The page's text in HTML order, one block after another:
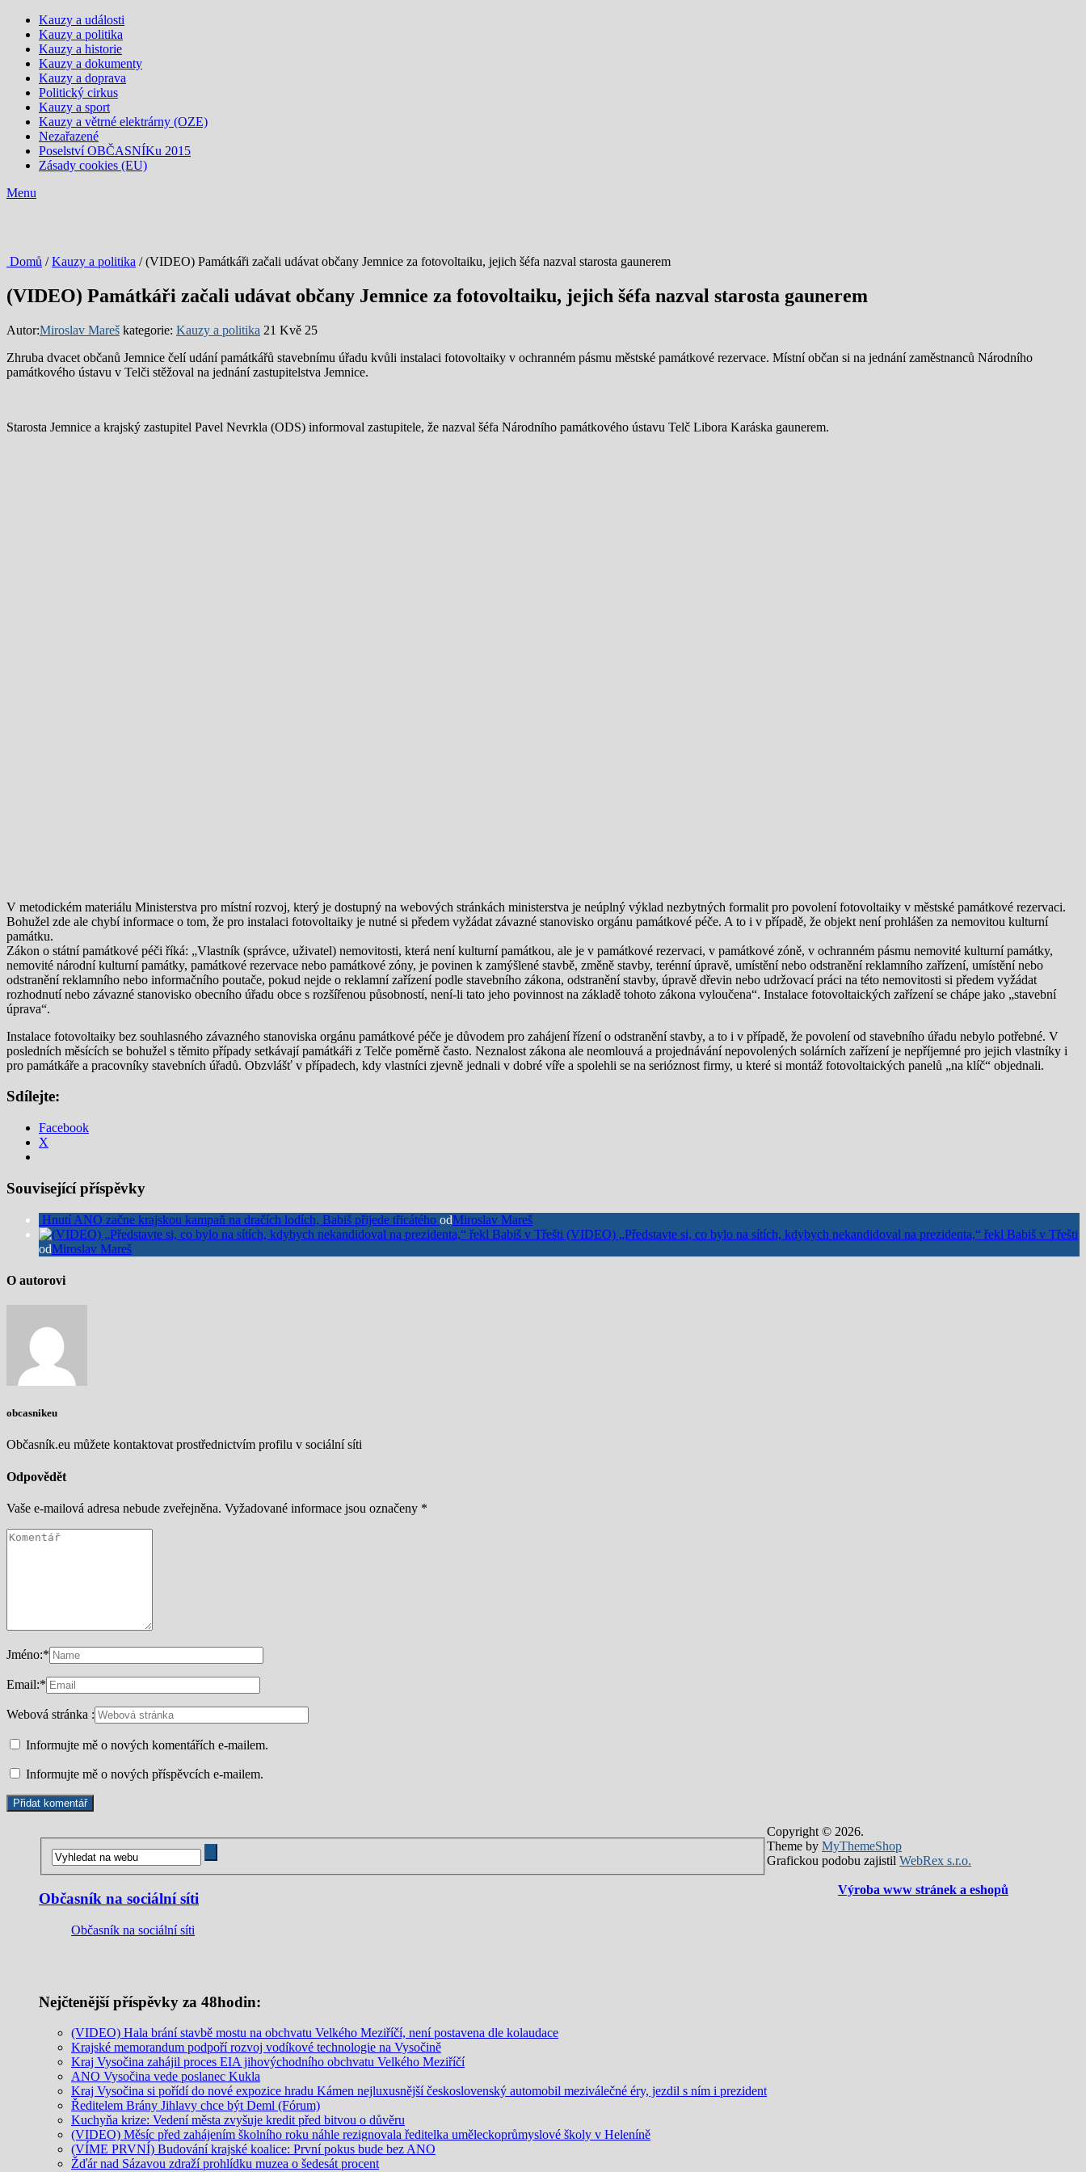
Kauzy a události
Kauzy a politika
Kauzy a historie
Kauzy a dokumenty
Kauzy a doprava
Politický cirkus
Kauzy a sport
Kauzy a větrné elektrárny (OZE)
Nezařazené
Poselství OBČASNÍKu 2015
Zásady cookies (EU)
Menu
Domů /Kauzy a politika / (VIDEO) Památkáři začali udávat občany Jemnice za fotovoltaiku, jejich šéfa nazval starosta gaunerem
(VIDEO) Památkáři začali udávat občany Jemnice za fotovoltaiku, jejich šéfa nazval starosta gaunerem
Autor:Miroslav Mareš kategorie: Kauzy a politika 21 Kvě 25
Zhruba dvacet občanů Jemnice čelí udání památkářů stavebnímu úřadu kvůli instalaci fotovoltaiky v ochranném pásmu městské památkové rezervace. Místní občan si na jednání zaměstnanců Národního
památkového ústavu v Telči stěžoval na jednání zastupitelstva Jemnice.
Starosta Jemnice a krajský zastupitel Pavel Nevrkla (ODS) informoval zastupitele, že nazval šéfa Národního památkového ústavu Telč Libora Karáska gaunerem.
V metodickém materiálu Ministerstva pro místní rozvoj, který je dostupný na webových stránkách ministerstva je neúplný výklad nezbytných formalit pro povolení fotovoltaiky v městské památkové rezervaci.
Bohužel zde ale chybí informace o tom, že pro instalaci fotovoltaiky je nutné si předem vyžádat závazné stanovisko orgánu památkové péče. A to i v případě, že objekt není prohlášen za nemovitou kulturní
památku.
Zákon o státní památkové péči říká: „Vlastník (správce, uživatel) nemovitosti, která není kulturní památkou, ale je v památkové rezervaci, v památkové zóně, v ochranném pásmu nemovité kulturní památky,
nemovité národní kulturní památky, památkové rezervace nebo památkové zóny, je povinen k zamýšlené stavbě, změně stavby, terénní úpravě, umístění nebo odstranění reklamního zařízení, umístění nebo
odstranění reklamního nebo informačního poutače, pokud nejde o reklamní zařízení podle stavebního zákona, odstranění stavby, úpravě dřevin nebo udržovací práci na této nemovitosti si předem vyžádat
rozhodnutí nebo závazné stanovisko obecního úřadu obce s rozšířenou působností, není-li tato jeho povinnost na základě tohoto zákona vyloučena“. Instalace fotovoltaických zařízení se chápe jako „stavební
úprava“.
Instalace fotovoltaiky bez souhlasného závazného stanoviska orgánu památkové péče je důvodem pro zahájení řízení o odstranění stavby, a to i v případě, že povolení od stavebního úřadu nebylo potřebné. V
posledních měsících se bohužel s těmito případy setkávají památkáři z Telče poměrně často. Neznalost zákona ale neomlouvá a projednávání nepovolených solárních zařízení je nepříjemné pro jejich vlastníky i
pro památkáře a pracovníky stavebních úřadů. Obzvlášť v případech, kdy vlastníci zjevně jednali v dobré víře a spolehli se na serióznost firmy, u které si montáž fotovoltaických panelů „na klíč“ objednali.
Sdílejte:
Facebook
X
Související příspěvky
Hnutí ANO začne krajskou kampaň na dračích lodích, Babiš přijede třicátého odMiroslav Mareš
(VIDEO) „Představte si, co bylo na sítích, kdybych nekandidoval na prezidenta,“ řekl Babiš v Třešti
odMiroslav Mareš
O autorovi
obcasnikeu
Občasník.eu můžete kontaktovat prostřednictvím profilu v sociální síti
Odpovědět
Vaše e-mailová adresa nebude zveřejněna. Vyžadované informace jsou označeny *
Jméno:*
Email:*
Webová stránka :
Informujte mě o nových komentářích e-mailem.
Informujte mě o nových příspěvcích e-mailem.
Občasník na sociální síti
Občasník na sociální síti
Nejčtenější příspěvky za 48hodin:
(VIDEO) Hala brání stavbě mostu na obchvatu Velkého Meziříčí, není postavena dle kolaudace
Krajské memorandum podpoří rozvoj vodíkové technologie na Vysočině
Kraj Vysočina zahájil proces EIA jihovýchodního obchvatu Velkého Meziříčí
ANO Vysočina vede poslanec Kukla
Kraj Vysočina si pořídí do nové expozice hradu Kámen nejluxusnější československý automobil meziválečné éry, jezdil s ním i prezident
Ředitelem Brány Jihlavy chce být Deml (Fórum)
Kuchyňa krize: Vedení města zvyšuje kredit před bitvou o důvěru
(VIDEO) Měsíc před zahájením školního roku náhle rezignovala ředitelka uměleckoprůmyslové školy v Heleníně
(VÍME PRVNÍ) Budování krajské koalice: První pokus bude bez ANO
Žďár nad Sázavou zdraží prohlídku muzea o šedesát procent
Copyright © 2026.
Theme by MyThemeShop
Grafickou podobu zajistil WebRex s.r.o.
Výroba www stránek a eshopů